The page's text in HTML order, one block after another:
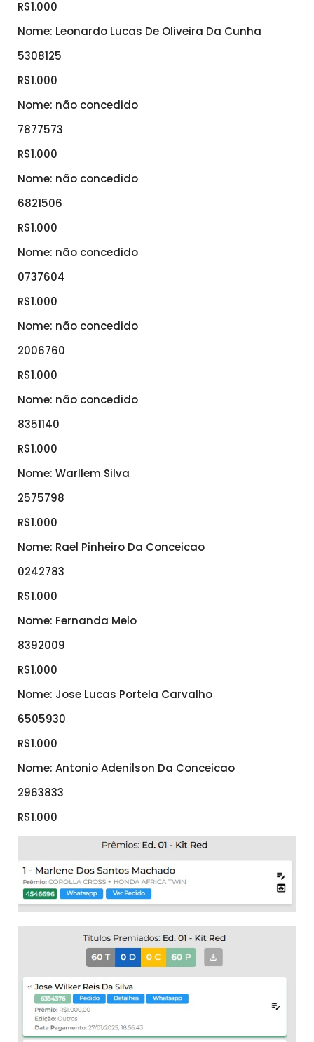
R$1.000
Nome: Leonardo Lucas De Oliveira Da Cunha
5308125
R$1.000
Nome: não concedido
7877573
R$1.000
Nome: não concedido
6821506
R$1.000
Nome: não concedido
0737604
R$1.000
Nome: não concedido
2006760
R$1.000
Nome: não concedido
8351140
R$1.000
Nome: Warllem Silva
2575798
R$1.000
Nome: Rael Pinheiro Da Conceicao
0242783
R$1.000
Nome: Fernanda Melo
8392009
R$1.000
Nome: Jose Lucas Portela Carvalho
6505930
R$1.000
Nome: Antonio Adenilson Da Conceicao
2963833
R$1.000